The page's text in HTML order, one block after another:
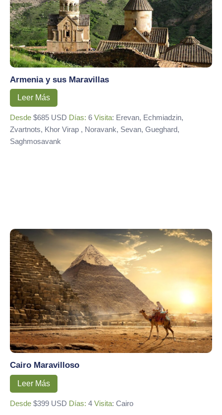
Armenia y sus Maravillas
Leer Más
Desde $685 USD Días: 6 Visita: Erevan, Echmiadzin,
Zvartnots, Khor Virap , Noravank, Sevan, Gueghard,
Saghmosavank
Cairo Maravilloso
Leer Más
Desde $399 USD Días: 4 Visita: Cairo